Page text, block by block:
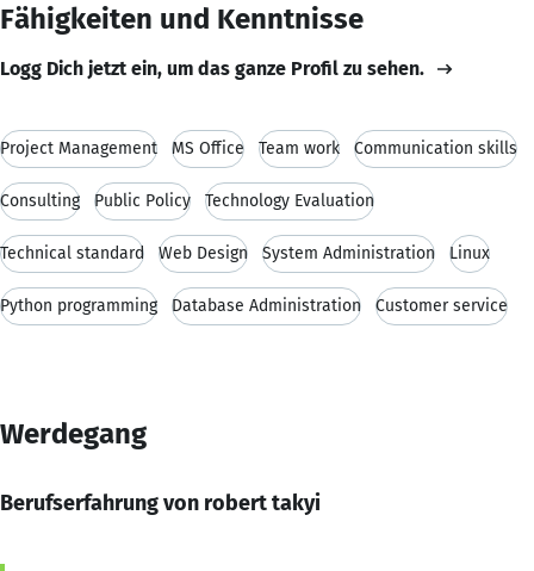
Fähigkeiten und Kenntnisse
Logg Dich jetzt ein, um das ganze Profil zu sehen.
Project Management MS Office Team work Communication skills
Consulting Public Policy Technology Evaluation
Technical standard Web Design System Administration Linux
Python programming Database Administration Customer service
Werdegang
Berufserfahrung von robert takyi